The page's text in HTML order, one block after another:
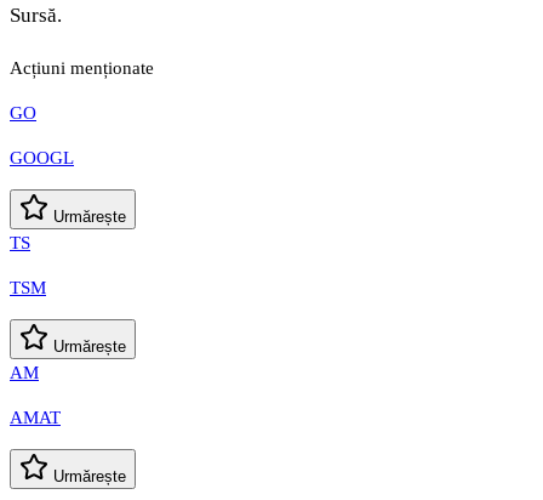
Sursă.
Acțiuni menționate
GO
GOOGL
Urmărește
TS
TSM
Urmărește
AM
AMAT
Urmărește